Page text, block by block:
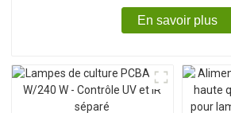
En savoir plus